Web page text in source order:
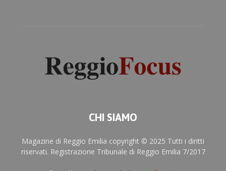
CHI SIAMO
Magazine di Reggio Emilia copyright © 2025 Tutti i diritti
riservati. Registrazione Tribunale di Reggio Emilia 7/2017